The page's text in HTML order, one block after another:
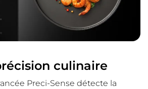
culinaire
Preci-Sense détecte la